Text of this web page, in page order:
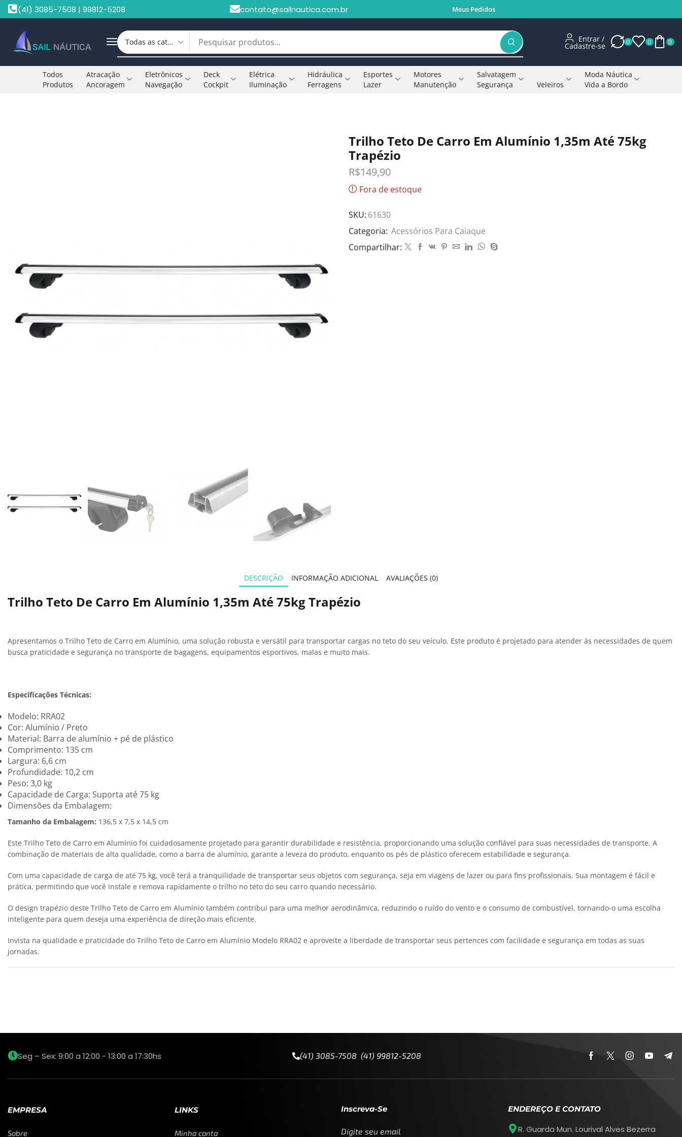
(41) 3085-7508 | 99812-5208 contato@sailnautica.com.br Meus Pedidos
Entrar /
Cadastre-se 0 0 0
Todos
Produtos
Atracação
Ancoragem
Eletrônicos
Navegação
Deck
Cockpit
Elétrica
Iluminação
Hidráulica
Ferragens
Esportes
Lazer
Motores
Manutenção
Salvatagem
Segurança
Veleiros
Moda Náutica
Vida a Bordo
Trilho Teto De Carro Em Alumínio 1,35m Até 75kg
Trapézio
R$149,90
Fora de estoque
SKU: 61630
Categoria: Acessórios Para Caiaque
Compartilhar:
DESCRIÇÃO INFORMAÇÃO ADICIONAL AVALIAÇÕES (0)
Trilho Teto De Carro Em Alumínio 1,35m Até 75kg Trapézio
Apresentamos o Trilho Teto de Carro em Alumínio, uma solução robusta e versátil para transportar cargas no teto do seu veículo. Este produto é projetado para atender às necessidades de quem
busca praticidade e segurança no transporte de bagagens, equipamentos esportivos, malas e muito mais.
Especificações Técnicas:
Modelo: RRA02
Cor: Alumínio / Preto
Material: Barra de alumínio + pé de plástico
Comprimento: 135 cm
Largura: 6,6 cm
Profundidade: 10,2 cm
Peso: 3,0 kg
Capacidade de Carga: Suporta até 75 kg
Dimensões da Embalagem:
Tamanho da Embalagem: 136,5 x 7,5 x 14,5 cm
Este Trilho Teto de Carro em Alumínio foi cuidadosamente projetado para garantir durabilidade e resistência, proporcionando uma solução confiável para suas necessidades de transporte. A
combinação de materiais de alta qualidade, como a barra de alumínio, garante a leveza do produto, enquanto os pés de plástico oferecem estabilidade e segurança.
Com uma capacidade de carga de até 75 kg, você terá a tranquilidade de transportar seus objetos com segurança, seja em viagens de lazer ou para fins profissionais. Sua montagem é fácil e
prática, permitindo que você instale e remova rapidamente o trilho no teto do seu carro quando necessário.
O design trapézio deste Trilho Teto de Carro em Alumínio também contribui para uma melhor aerodinâmica, reduzindo o ruído do vento e o consumo de combustível, tornando-o uma escolha
inteligente para quem deseja uma experiência de direção mais eficiente.
Invista na qualidade e praticidade do Trilho Teto de Carro em Alumínio Modelo RRA02 e aproveite a liberdade de transportar seus pertences com facilidade e segurança em todas as suas
jornadas.
Seg – Sex: 9:00 a 12:00 - 13:00 a 17:30hs (41) 3085-7508 (41) 99812-5208
EMPRESA
Sobre
LINKS
Minha conta
Inscreva-Se
Digite seu email
ENDEREÇO E CONTATO
R. Guarda Mun. Lourival Alves Bezerra